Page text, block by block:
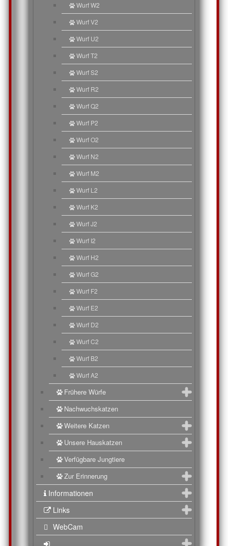
Wurf W2
Wurf V2
Wurf U2
Wurf T2
Wurf S2
Wurf R2
Wurf Q2
Wurf P2
Wurf O2
Wurf N2
Wurf M2
Wurf L2
Wurf K2
Wurf J2
Wurf I2
Wurf H2
Wurf G2
Wurf F2
Wurf E2
Wurf D2
Wurf C2
Wurf B2
Wurf A2
Frühere Würfe
Nachwuchskatzen
Weitere Katzen
Unsere Hauskatzen
Verfügbare Jungtiere
Zur Erinnerung
Informationen
Links
WebCam